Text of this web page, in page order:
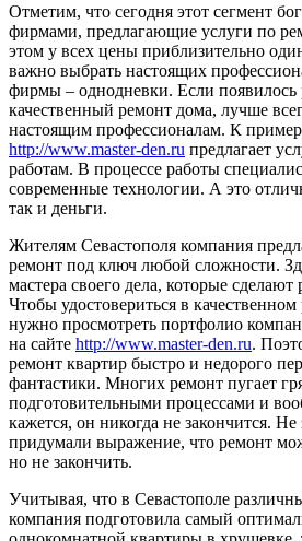
Отметим, что сегодня этот сегмент
фирмами, предлагающие услуги по
этом у всех цены приблизительно
важно выбрать настоящих
фирмы – однодневки. Если появилось
качественный ремонт дома, лучше
настоящим профессионалам. К
http://www.master-den.ru предлагает
работам. В процессе работы
современные технологии. А это
так и деньги.
Жителям Севастополя компания
ремонт под ключ любой сложности.
мастера своего дела, которые
Чтобы удостовериться в качественном
нужно просмотреть портфолио
на сайте http://www.master-den.ru.
ремонт квартир быстро и недорого
фантастики. Многих ремонт пугает
подготовительными процессами и
кажется, он никогда не закончится. Не
придумали выражение, что ремонт
но не закончить.
Учитывая, что в Севастополе
компания подготовила самый